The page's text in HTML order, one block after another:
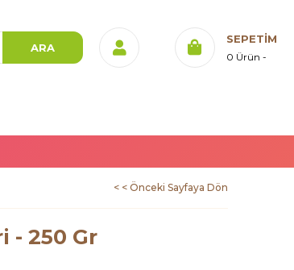
SEPETIM
0 Ürün
< < Önceki Sayfaya Dön
- 250 Gr